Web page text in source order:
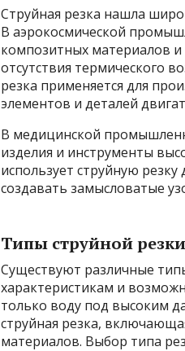
Струйная резка нашла
В аэрокосмической
композитных материалов
отсутствия термического
резка применяется для
элементов и деталей
В медицинской
изделия и инструменты
использует струйную
создавать замысловатые
Типы струйной резки
Существуют различные
характеристикам и
только воду под высоким
струйная резка,
материалов. Выбор типа